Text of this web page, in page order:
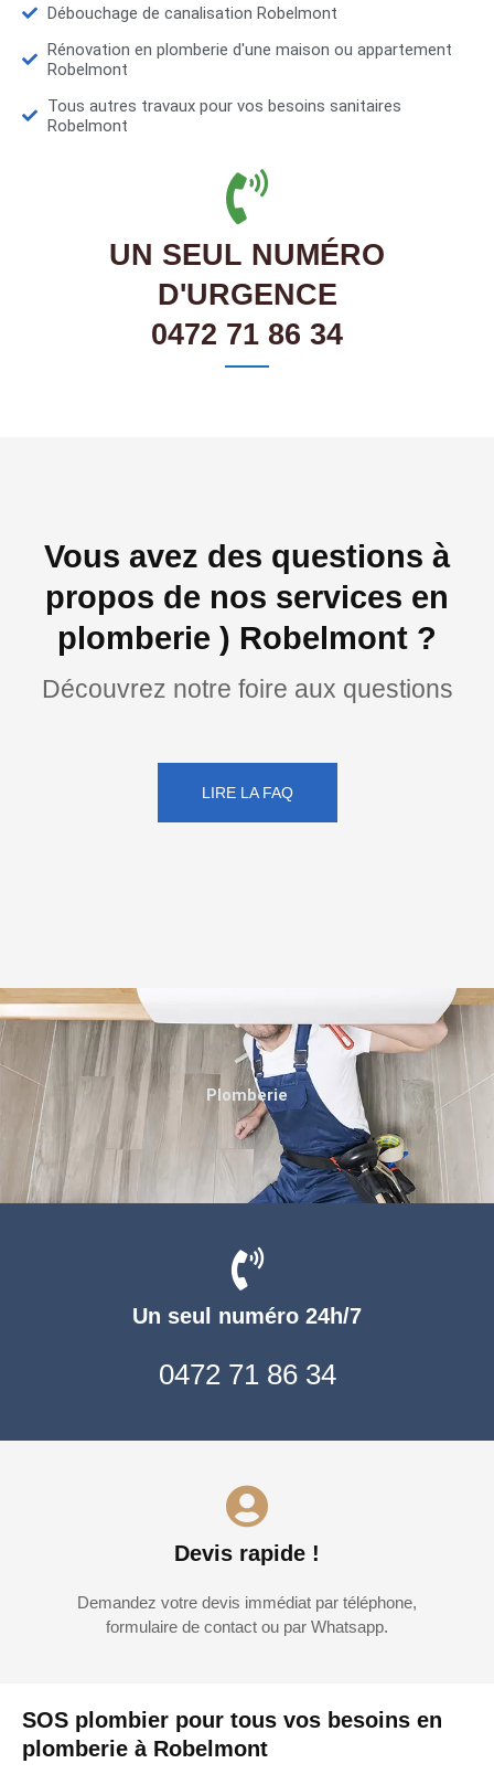
Débouchage de canalisation Robelmont
Rénovation en plomberie d'une maison ou appartement
Robelmont
Tous autres travaux pour vos besoins sanitaires
Robelmont
UN SEUL NUMÉRO
D'URGENCE
0472 71 86 34
Vous avez des questions à
propos de nos services en
plomberie ) Robelmont ?
Découvrez notre foire aux questions
LIRE LA FAQ
SOS plombier pour tous vos besoins en
plomberie à Robelmont
Un seul numéro 24h/7
0472 71 86 34
Devis rapide !
Demandez votre devis immédiat par téléphone,
formulaire de contact ou par Whatsapp.
Plomberie